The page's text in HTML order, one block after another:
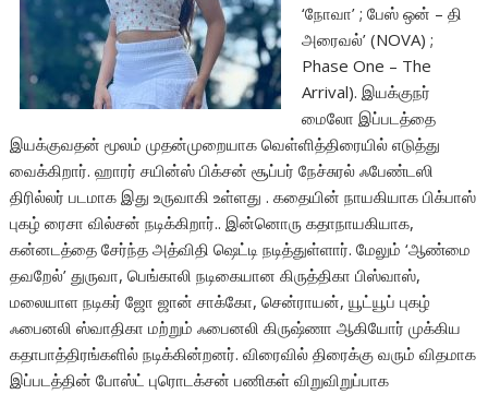
‘நோவா’ ; பேஸ் ஒன் – தி
அரைவல்’ (NOVA) ;
Phase One – The
Arrival). இயக்குநர்
மைலோ இப்படத்தை
இயக்குவதன் மூலம் முதன்முறையாக வெள்ளித்திரையில் எடுத்து
வைக்கிறார். ஹாரர் சயின்ஸ் பிக்சன் சூப்பர் நேச்சுரல் ஃபேண்டஸி
திரில்லர் படமாக இது உருவாகி உள்ளது . கதையின் நாயகியாக பிக்பாஸ்
புகழ் ரைசா வில்சன் நடிக்கிறார்.. இன்னொரு கதாநாயகியாக,
கன்னடத்தை சேர்ந்த அத்விதி ஷெட்டி நடித்துள்ளார். மேலும் ‘ஆண்மை
தவறேல்’ துருவா, பெங்காலி நடிகையான கிருத்திகா பிஸ்வாஸ்,
மலையாள நடிகர் ஜோ ஜான் சாக்கோ, சென்ராயன், யூட்யூப் புகழ்
ஃபைனலி ஸ்வாதிகா மற்றும் ஃபைனலி கிருஷ்ணா ஆகியோர் முக்கிய
கதாபாத்திரங்களில் நடிக்கின்றனர். விரைவில் திரைக்கு வரும் விதமாக
இப்படத்தின் போஸ்ட் புரொடக்சன் பணிகள் விறுவிறுப்பாக